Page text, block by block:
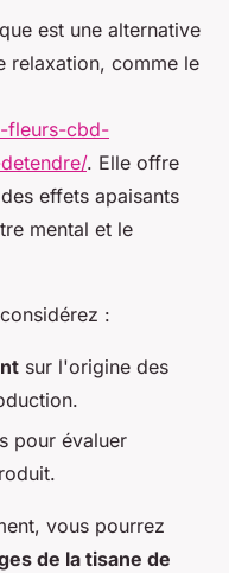
est une alternative
relaxation, comme le
fleurs-cbd-
. Elle offre
effets apaisants
mental et le
:
sur l'origine des
pour évaluer
vous pourrez
de la tisane de